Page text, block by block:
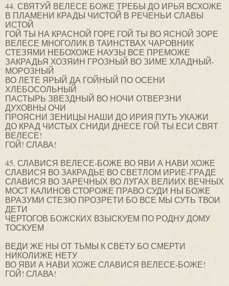
44. СВЯТУЙ ВЕЛЕСЕ БОЖЕ ТРЕБЫ ДО ИРЬЯ ВСХОЖЕ
В ПЛАМЕНИ КРАДЫ ЧИСТОЙ В РЕЧЕНЬИ СЛАВЫ
ИСТОЙ
ГОЙ ТЫ НА КРАСНОЙ ГОРЕ ГОЙ ТЫ ВО ЯСНОЙ ЗОРЕ
ВЕЛЕСЕ МНОГОЛИК В ТАИНСТВАХ ЧАРОВНИК
СТЕЗЯМИ НЕБОХОЖЕ НАУЗЫ ВСЕ ПРЕМОЖЕ
ЗАКРАДЬЯ ХОЗЯИН ГРОЗНЫЙ ВО ЗИМЕ ХЛАДНЫЙ-
МОРОЗНЫЙ
ВО ЛЕТЕ ЯРЫЙ ДА ГОЙНЫЙ ПО ОСЕНИ
ХЛЕБОСОЛЬНЫЙ
ПАСТЫРЬ ЗВЕЗДНЫЙ ВО НОЧИ ОТВЕРЗНИ
ДУХОВНЫ ОЧИ
ПРОЯСНИ ЗЕНИЦЫ НАШИ ДО ИРИЯ ПУТЬ УКАЖИ
ДО КРАД ЧИСТЫХ СНИДИ ДНЕСЕ ГОЙ ТЫ ЕСИ СВЯТ
ВЕЛЕСЕ!
ГОЙ! СЛАВА!
45. СЛАВИСЯ ВЕЛЕСЕ-БОЖЕ ВО ЯВИ А НАВИ ХОЖЕ
СЛАВИСЯ ВО ЗАКРАДЬЕ ВО СВЕТЛОМ ИРИЕ-ГРАДЕ
СЛАВИСЯ ВО ЗАРЕЧНЫХ ВО ЛУГАХ ВЕЛИИХ ВЕЧНЫХ
МОСТ КАЛИНОВ СТОРОЖЕ ПРАВО СУДИ НЫ БОЖЕ
ВРАЗУМИ СТЕЗЮ ПРОЗРЕТИ БО ВСЕ МЫ СУТЬ ТВОИ
ДЕТИ
ЧЕРТОГОВ БОЖСКИХ ВЗЫСКУЕМ ПО РОДНУ ДОМУ
ТОСКУЕМ
ВЕДИ ЖЕ НЫ ОТ ТЬМЫ К СВЕТУ БО СМЕРТИ
НИКОЛИЖЕ НЕТУ
ВО ЯВИ А НАВИ ХОЖЕ СЛАВИСЯ ВЕЛЕСЕ-БОЖЕ!
ГОЙ! СЛАВА!